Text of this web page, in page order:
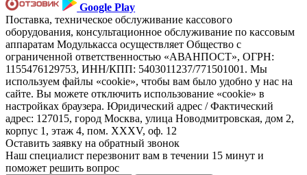
Google Play
Поставка, техническое обслуживание кассового
оборудования, консультационное обслуживание по кассовым
аппаратам Модулькасса осуществляет Общество с
ограниченной ответственностью «АВАНПОСТ», ОГРН:
1155476129753, ИНН/КПП: 5403011237/771501001. Мы
используем файлы «cookie», чтобы вам было удобно у нас на
сайте. Вы можете отключить использование «cookie» в
настройках браузера. Юридический адрес / Фактический
адрес: 127015, город Москва, улица Новодмитровская, дом 2,
корпус 1, этаж 4, пом. XXXV, оф. 12
Оставить заявку на обратный звонок
Наш специалист перезвонит вам в течении 15 минут и
поможет решить вопрос